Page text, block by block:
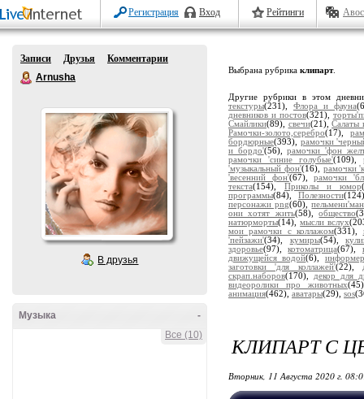
Регистрация Вход Рейтинги
Записи Друзья
Комментарии
Arnusha
В друзья
-
Музыка
Все (10)
Выбрана рубрика клипарт.
Другие рубрики в этом
текстуры(231), Флора и фауна
дневников и постов(321),
Смайлики(89), свечи(21),Салаты
Рамочки-золото,серебро(17),
бордюрные(393), рамочки
и бордо'(56),рамочки 'фон
рамочки 'синие голубые'(109),
'музыкальный фон'(16), рамочки
'весенний фон'(67),рамочки
текста(154), Приколы и юмор
программы(84),Полезности
персонажи png(60),
они хотят жить(58),общество
натюрморты(14),мысли вслух
мои рамочки с коллажом(331),
'пейзажи'(34), кумиры(54),
здоровье(97),котоматрица(67),
движущейся водой(6),
заготовки 'для коллажей'(22),
скрап.наборов(170), декор для
видеоролики про животных
анимация(462), аватары(29), sos
КЛИПАРТ С
Вторник, 11 Августа 2020 г.